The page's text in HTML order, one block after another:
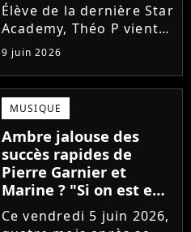
Élève de la dernière Star
Academy, Théo P vient
de sortir son premier
single Garçon solide. En
interview, l'ancien
candidat se livre à
coeur ouvert sur
l'avenir incertain dans
le milieu...
9 juin 2026
MUSIQUE
Ambre jalouse des
succès rapides de
Pierre Garnier et
Marine ? "Si on est en
compétition..."
Ce vendredi 5 juin 2026,